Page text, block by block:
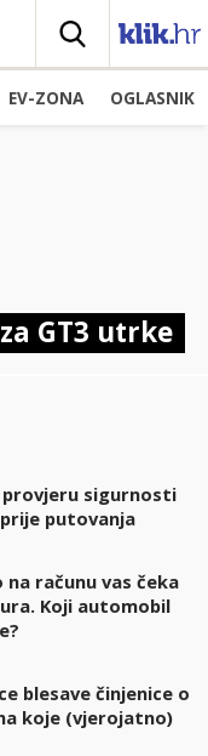
EV-ZONA OGLASNIK
GT3 utrke
provjeru sigurnosti
putovanja
računu vas čeka
Koji automobil
blesave činjenice o
koje (vjerojatno)